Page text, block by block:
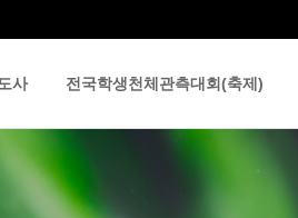
사 전국학생천체관측대회(축제)